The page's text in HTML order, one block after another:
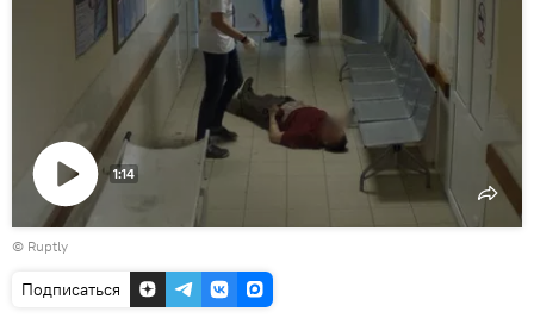
Воспроизвести
видео
1:14
© Ruptly
Подписаться